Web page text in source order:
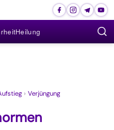
Heilung
› Verjüngung